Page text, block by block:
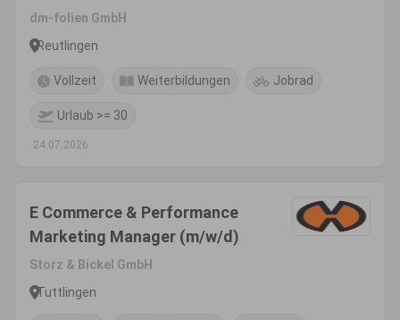
dm-folien GmbH
Reutlingen
Vollzeit Weiterbildungen Jobrad
Urlaub >= 30
24.07.2026
E Commerce & Performance
Marketing Manager (m/w/d)
Storz & Bickel GmbH
Tuttlingen